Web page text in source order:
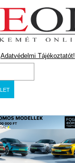
Adatvédelmi Tájékoztatót!